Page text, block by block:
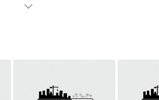
陆动漫，手机免费观看高清无删
情网等平台了解。
